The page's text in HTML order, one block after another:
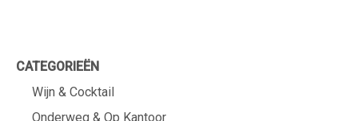
CATEGORIEËN
Wijn & Cocktail
Onderweg & Op Kantoor